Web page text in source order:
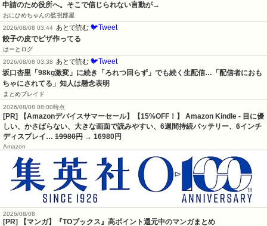
申請のため役所へ。そこで信じられない言動が→
おにひめちゃんの監視部屋
2026/08/08 03:44 あとで読む 🐦Tweet
餃子の皮でピザ作ってる
はーとログ
2026/08/08 03:38
あとで読む 🐦Tweet
坂口杏里「98kg激変」に続き「ろれつ回らず」でも続く生配信…「配信者におも
ちゃにされてる」知人は懸念表明
まとめブレイド
2026/08/08 08:00時点
[PR] 【Amazonデバイスサマーセール】【15%OFF！】 Amazon Kindle - 目に優
しい、かさばらない、大きな画面で読みやすい、6週間持続バッテリー、6インチ
ディスプレイ… 19980円 → 16980円
Amazon
2026/08/08
[PR] 【マンガ】『TOブックス』高ポイント還元中のマンガまとめ